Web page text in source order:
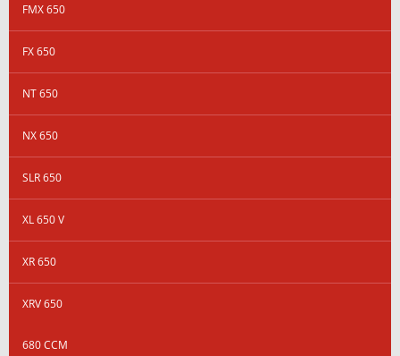
FMX 650
FX 650
NT 650
NX 650
SLR 650
XL 650 V
XR 650
XRV 650
680 CCM